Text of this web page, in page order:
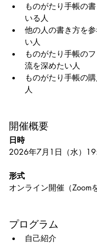
ものがたり手帳の
いる人
他の人の書き方を
い人
ものがたり手帳の
流を深めたい人
ものがたり手帳の
人
開催概要
日時
2026年7月1日（水）
形式
オンライン開催（Zoom
プログラム
自己紹介